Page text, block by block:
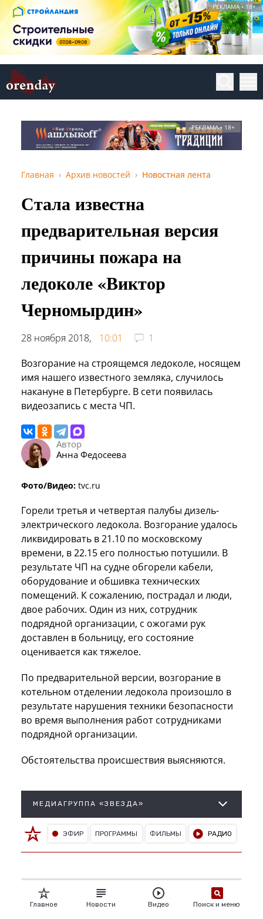
РЕКЛАМА • 18+
РЕКЛАМА • 18+
Главная Архив новостей Новостная лента
Стала известна
предварительная версия
причины пожара на
ледоколе «Виктор
Черномырдин»
28 ноября 2018, 10:01
1
Возгорание на строящемся ледоколе, носящем
имя нашего известного земляка, случилось
накануне в Петербурге. В сети появилась
видеозапись с места ЧП.
Автор
Анна Федосеева
Фото/Видео: tvc.ru
Горели третья и четвертая палубы дизель-
электрического ледокола. Возгорание удалось
ликвидировать в 21.10 по московскому
времени, в 22.15 его полностью потушили. В
результате ЧП на судне обгорели кабели,
оборудование и обшивка технических
помещений. К сожалению, пострадал и люди,
двое рабочих. Один из них, сотрудник
подрядной организации, с ожогами рук
доставлен в больницу, его состояние
оценивается как тяжелое.
По предварительной версии, возгорание в
котельном отделении ледокола произошло в
результате нарушения техники безопасности
во время выполнения работ сотрудниками
подрядной организации.
Обстоятельства происшествия выясняются.